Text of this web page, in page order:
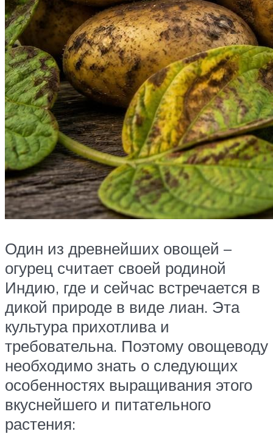
Один из древнейших овощей –
огурец считает своей родиной
Индию, где и сейчас встречается в
дикой природе в виде лиан. Эта
культура прихотлива и
требовательна. Поэтому овощеводу
необходимо знать о следующих
особенностях выращивания этого
вкуснейшего и питательного
растения: